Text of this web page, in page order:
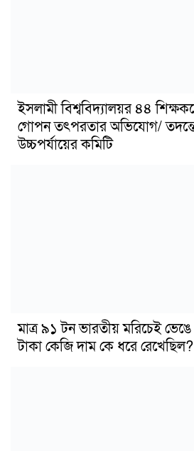
ইসলামী বিশ্ববিদ্যালয়র ৪৪
গোপন তৎপরতার অভিযোগ/
উচ্চপর্যায়ের কমিটি
মাত্র ৯১ টন ভারতীয় মরিচেই
টাকা কেজি দাম কে ধরে রেখেছিল?